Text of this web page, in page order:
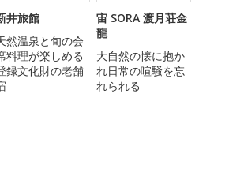
井旅館
然温泉と旬の会
料理が楽しめる
録文化財の老舗
宙 SORA 渡月荘金
龍
大自然の懐に抱か
れ日常の喧騒を忘
れられる